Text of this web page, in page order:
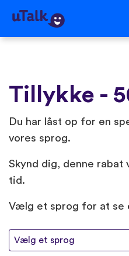
Tillykke -
Du har låst op for en
vores sprog.️
Skynd dig, denne rabat
tid.
Vælg et sprog for at se
Vælg et sprog